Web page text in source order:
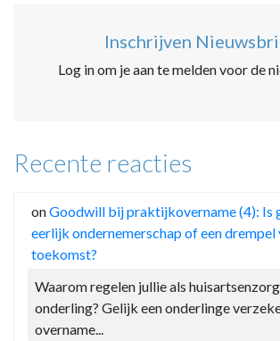
Inschrijven
Log in om je aan te melden voor de
Recente reacties
onGoodwill bij praktijkovername (4): Is
eerlijk ondernemerschap of een drempel
toekomst?
Waarom regelen jullie als
onderling? Gelijk een onderlinge
overname...